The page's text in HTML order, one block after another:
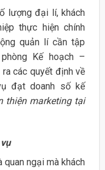
lượng đại lí, khách
thực hiện chính
quản lí cần tập
Kế hoạch –
các quyết định về
đạt doanh số kế
thiện marketing tại
quan ngại mà khách